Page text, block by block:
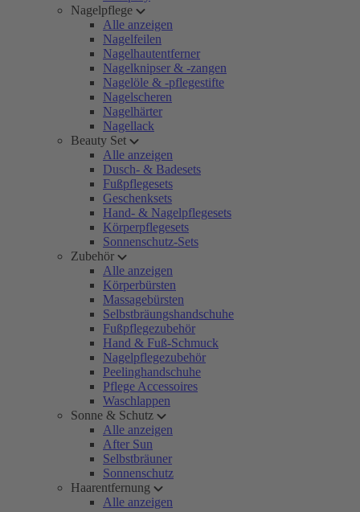
Nagelpflege
Alle anzeigen
Nagelfeilen
Nagelhautentferner
Nagelknipser & -zangen
Nagelöle & -pflegestifte
Nagelscheren
Nagelhärter
Nagellack
Beauty Set
Alle anzeigen
Dusch- & Badesets
Fußpflegesets
Geschenksets
Hand- & Nagelpflegesets
Körperpflegesets
Sonnenschutz-Sets
Zubehör
Alle anzeigen
Körperbürsten
Massagebürsten
Selbstbräungshandschuhe
Fußpflegezubehör
Hand & Fuß-Schmuck
Nagelpflegezubehör
Peelinghandschuhe
Pflege Accessoires
Waschlappen
Sonne & Schutz
Alle anzeigen
After Sun
Selbstbräuner
Sonnenschutz
Haarentfernung
Alle anzeigen